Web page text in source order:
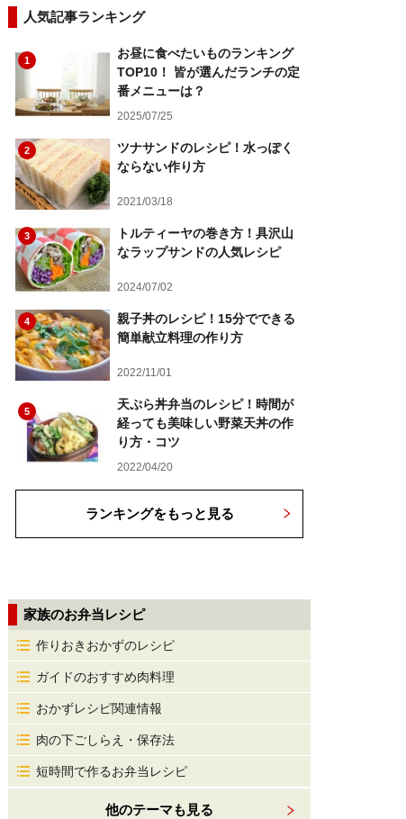
人気記事ランキング
1
お昼に食べたいものランキング
TOP10！ 皆が選んだランチの定
番メニューは？
2025/07/25
2
ツナサンドのレシピ！水っぽく
ならない作り方
2021/03/18
3
トルティーヤの巻き方！具沢山
なラップサンドの人気レシピ
2024/07/02
4
親子丼のレシピ！15分でできる
簡単献立料理の作り方
2022/11/01
5
天ぷら丼弁当のレシピ！時間が
経っても美味しい野菜天丼の作
り方・コツ
2022/04/20
ランキングをもっと見る
家族のお弁当レシピ
作りおきおかずのレシピ
ガイドのおすすめ肉料理
おかずレシピ関連情報
肉の下ごしらえ・保存法
短時間で作るお弁当レシピ
他のテーマも見る